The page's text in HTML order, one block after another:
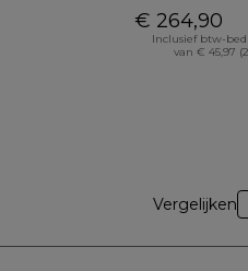
€ 264,90
Inclusief btw-
van € 45,97
Vergelijken